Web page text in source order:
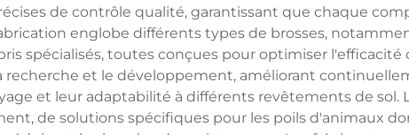
de contrôle qualité, garantissant que chaque
englobe différents types de brosses,
spécialisés, toutes conçues pour optimiser
recherche et le développement, améliorant
et leur adaptabilité à différents revêtements de
de solutions spécifiques pour les poils d'animaux